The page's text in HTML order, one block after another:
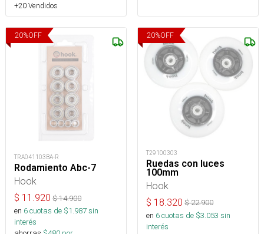
+20 Vendidos
20%OFF
TRA041103BA-R
Rodamiento Abc-7
Hook
$ 11.920 $14.900
en 6cuotas de $1.987sin
interés
20%OFF
T29100303
Ruedas con luces
100mm
Hook
$ 18.320 $22.900
en 6cuotas de $3.053 sin
interés